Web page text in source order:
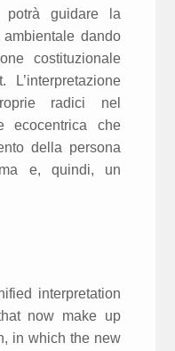
guidare la
dando
costituzionale
radici nel
ecocentrica che
della persona
e, quindi, un
interpretation
now make up
in which the new